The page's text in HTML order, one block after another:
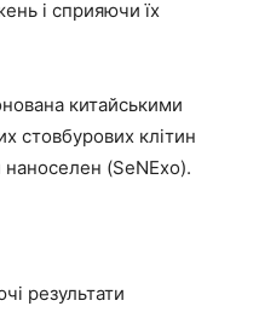
і сприяючи їх
китайськими
стовбурових клітин
наноселен (SeNExo).
результати